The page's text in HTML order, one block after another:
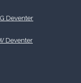
Deventer
Deventer